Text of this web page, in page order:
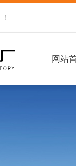
！
网站